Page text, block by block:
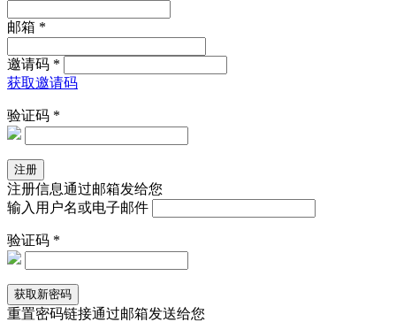
邮箱 *
邀请码 *
获取邀请码
验证码 *
注册信息通过邮箱发给您
输入用户名或电子邮件
验证码 *
重置密码链接通过邮箱发送给您